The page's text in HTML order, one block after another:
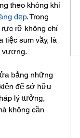
theo không khí
đẹp. Trong
rực rỡ không chỉ
tiệc sum vầy, là
vượng.
bằng những
để sở hữu
lý tưởng,
không cần